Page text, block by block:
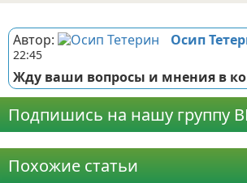
Автор: Осип
22:45
Жду ваши вопросы и мнения в
Подпишись на нашу группу
Похожие статьи